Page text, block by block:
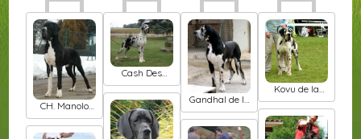
CH. Manolo
von der
ofnethohle
Cash Des
Terres De La
Rairie
Gandhal de la
Benjamine
Kovu de la
Galaxie Ezaï